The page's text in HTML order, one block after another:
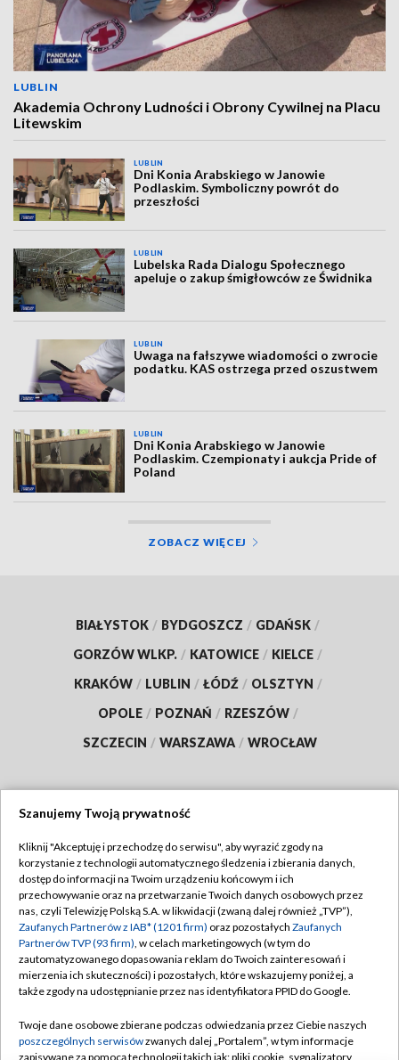
LUBLIN
Akademia Ochrony Ludności i Obrony Cywilnej na Placu
Litewskim
LUBLIN
Dni Konia Arabskiego w Janowie
Podlaskim. Symboliczny powrót do
przeszłości
LUBLIN
Lubelska Rada Dialogu Społecznego
apeluje o zakup śmigłowców ze Świdnika
LUBLIN
Uwaga na fałszywe wiadomości o zwrocie
podatku. KAS ostrzega przed oszustwem
LUBLIN
Dni Konia Arabskiego w Janowie
Podlaskim. Czempionaty i aukcja Pride of
Poland
ZOBACZ WIĘCEJ
BIAŁYSTOK / BYDGOSZCZ / GDAŃSK /
GORZÓW WLKP. / KATOWICE / KIELCE /
KRAKÓW / LUBLIN / ŁÓDŹ / OLSZTYN /
OPOLE / POZNAŃ / RZESZÓW /
SZCZECIN / WARSZAWA / WROCŁAW
TVP
Abonament TVP
Emisja w TVP
Centrum informacji TVP
Naziemna Telewizja Cyfrowa
Rada Programowa
Regulamin TVP
Polityka prywatności
Moje zgody
Pomoc
Kontakt
Szanujemy Twoją prywatność
Kliknij "Akceptuję i przechodzę do serwisu", aby wyrazić zgody na
korzystanie z technologii automatycznego śledzenia i zbierania danych,
dostęp do informacji na Twoim urządzeniu końcowym i ich
przechowywanie oraz na przetwarzanie Twoich danych osobowych przez
nas, czyli Telewizję Polską S.A. w likwidacji (zwaną dalej również „TVP”),
Zaufanych Partnerów z IAB* (1201 firm) oraz pozostałych Zaufanych
Partnerów TVP (93 firm), w celach marketingowych (w tym do
zautomatyzowanego dopasowania reklam do Twoich zainteresowań i
mierzenia ich skuteczności) i pozostałych, które wskazujemy poniżej, a
także zgody na udostępnianie przez nas identyfikatora PPID do Google.
Twoje dane osobowe zbierane podczas odwiedzania przez Ciebie naszych
poszczególnych serwisówzwanych dalej „Portalem”, w tym informacje
zapisywane za pomocą technologii takich jak: pliki cookie, sygnalizatory